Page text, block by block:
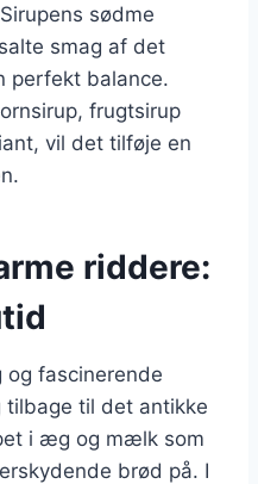
sødme
smag af det
perfekt balance.
frugtsirup
vil det tilføje en
riddere:
og fascinerende
til det antikke
i æg og mælk som
brød på. I